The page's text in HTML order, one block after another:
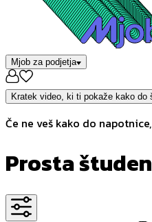
Mjob za podjetja
Kratek video, ki ti pokaže kako do
Če ne veš kako do
Prosta